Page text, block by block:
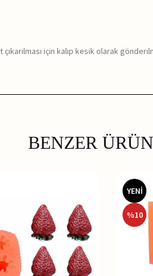
için kalıp kesik olarak
BENZER
YENİ
%10